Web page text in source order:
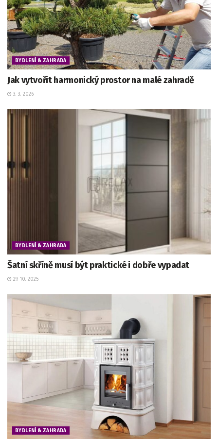
BYDLENÍ & ZAHRADA
Jak vytvořit harmonický prostor na malé zahradě
3. 3. 2026
BYDLENÍ & ZAHRADA
Šatní skříně musí být praktické i dobře vypadat
29. 10. 2025
BYDLENÍ & ZAHRADA